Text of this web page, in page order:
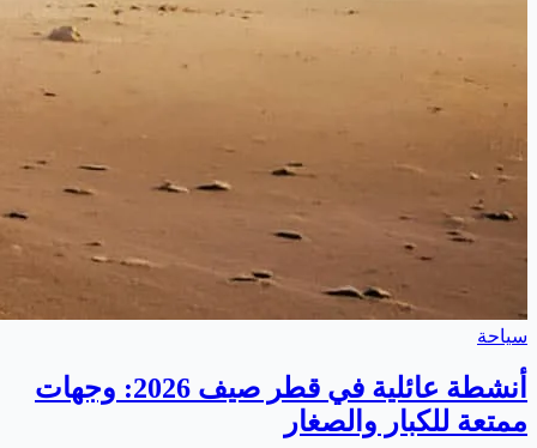
سياحة
أنشطة عائلية في قطر صيف 2026: وجهات
ممتعة للكبار والصغار